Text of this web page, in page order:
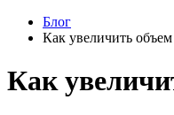
Блог
Как увеличить
Как